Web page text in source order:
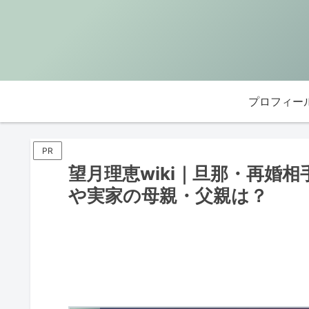
プロフィー
PR
望月理恵wiki｜旦那・再婚相
や実家の母親・父親は？